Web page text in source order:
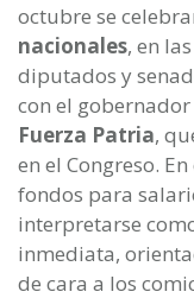
octubre se
nacionales, en
diputados y
con el
Fuerza Patria,
en el Congreso.
fondos para
interpretarse
inmediata,
de cara a los